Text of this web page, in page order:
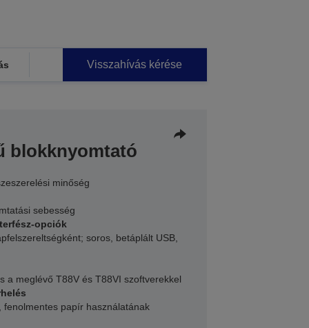
Visszahívás kérése
blokknyomtató
minőség
sebesség
opciók
soros, betáplált USB,
a meglévő T88V és T88VI szoftverekkel
fenolmentes papír használatának